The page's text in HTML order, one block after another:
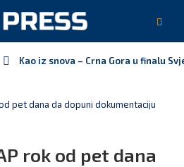
Kao iz snova – Crna Gora u finalu
pet dana da dopuni dokumentaciju
rok od pet dana